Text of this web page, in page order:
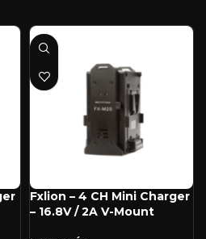
Fxlion – 4 CH Mini Charger
– 16.8V / 2A V-Mount